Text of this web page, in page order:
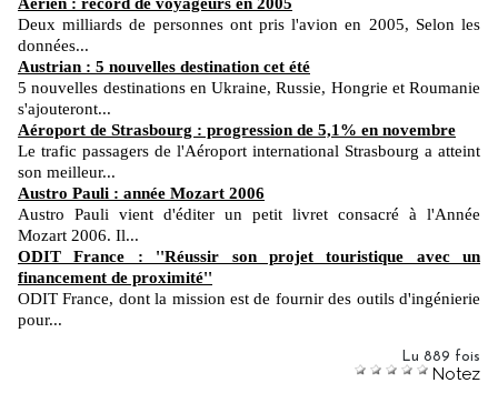
Deux milliards de personnes ont pris l'avion en 2005, Selon les
données...
Austrian : 5 nouvelles destination cet été
5 nouvelles destinations en Ukraine, Russie, Hongrie et Roumanie
s'ajouteront...
Aéroport de Strasbourg : progression de 5,1% en novembre
Le trafic passagers de l'Aéroport international Strasbourg a atteint
son meilleur...
Austro Pauli : année Mozart 2006
Austro Pauli vient d'éditer un petit livret consacré à l'Année
Mozart 2006. Il...
ODIT France : ''Réussir son projet touristique avec un
financement de proximité''
ODIT France, dont la mission est de fournir des outils d'ingénierie
pour...
Lu 889 fois
Notez